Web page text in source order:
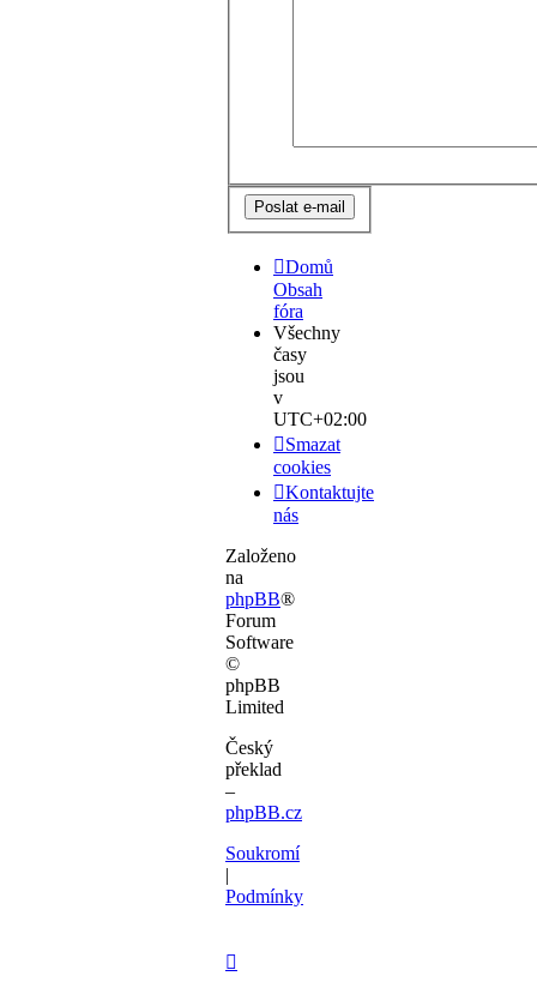
Domů
Obsah
fóra
Všechny
časy
jsou
v
UTC+02:00
Smazat
cookies
Kontaktujte
nás
Založeno
na
phpBB®
Forum
Software
©
phpBB
Limited
Český
překlad
–
phpBB.cz
Soukromí
Podmínky